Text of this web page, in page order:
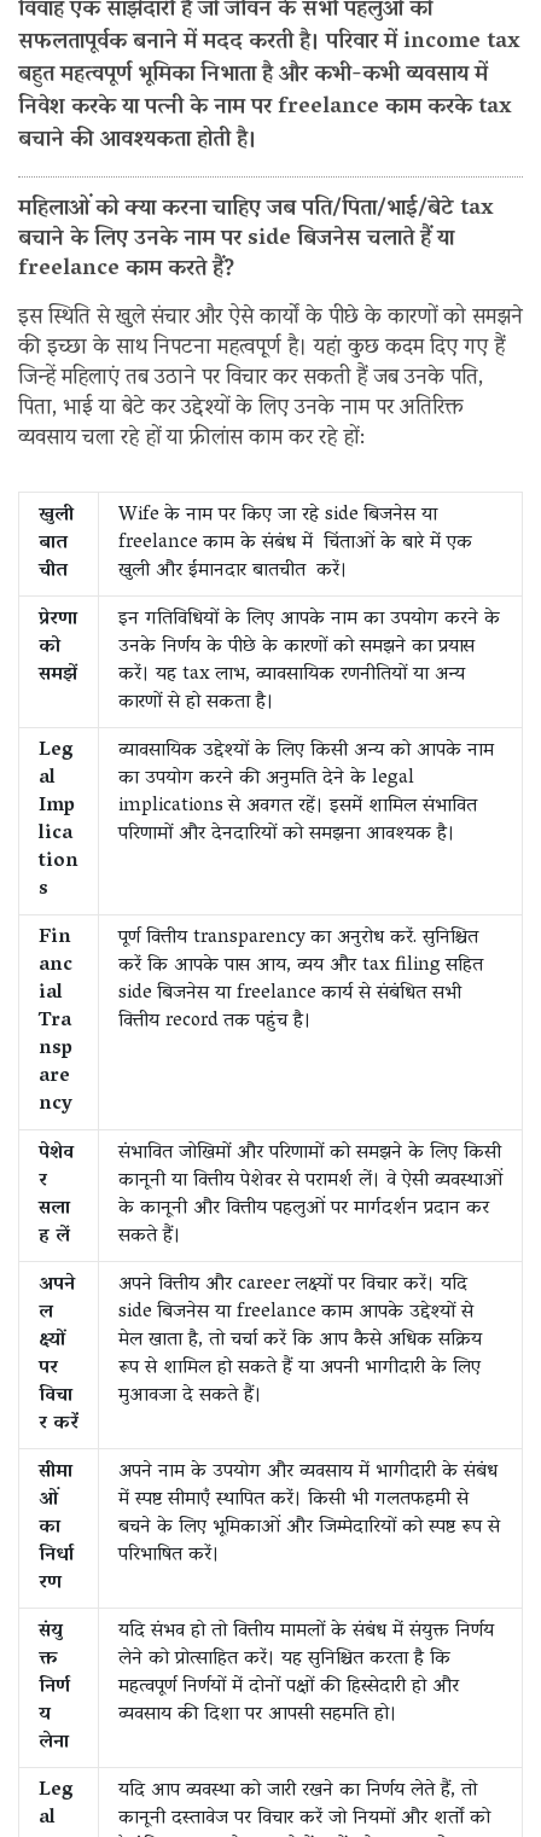
विवाह एक साझेदारी है जो जीवन के सभी पहलुओं को
सफलतापूर्वक बनाने में मदद करती है। परिवार में income tax
बहुत महत्वपूर्ण भूमिका निभाता है और कभी-कभी व्यवसाय में
निवेश करके या पत्नी के नाम पर freelance काम करके tax
बचाने की आवश्यकता होती है।
महिलाओं को क्या करना चाहिए जब पति/पिता/भाई/बेटे tax
बचाने के लिए उनके नाम पर side बिजनेस चलाते हैं या
freelance काम करते हैं?
इस स्थिति से खुले संचार और ऐसे कार्यों के पीछे के कारणों को समझने
की इच्छा के साथ निपटना महत्वपूर्ण है। यहां कुछ कदम दिए गए हैं
जिन्हें महिलाएं तब उठाने पर विचार कर सकती हैं जब उनके पति,
पिता, भाई या बेटे कर उद्देश्यों के लिए उनके नाम पर अतिरिक्त
व्यवसाय चला रहे हों या फ्रीलांस काम कर रहे हों:
खुली
बात
चीत
Wife के नाम पर किए जा रहे side बिजनेस या
freelance काम के संबंध में चिंताओं के बारे में एक
खुली और ईमानदार बातचीत करें।
प्रेरणा
को
समझें
इन गतिविधियों के लिए आपके नाम का उपयोग करने के
उनके निर्णय के पीछे के कारणों को समझने का प्रयास
करें। यह tax लाभ, व्यावसायिक रणनीतियों या अन्य
कारणों से हो सकता है।
Leg
al
Imp
lica
tion
s
व्यावसायिक उद्देश्यों के लिए किसी अन्य को आपके नाम
का उपयोग करने की अनुमति देने के legal
implications से अवगत रहें। इसमें शामिल संभावित
परिणामों और देनदारियों को समझना आवश्यक है।
Fin
anc
ial
Tra
nsp
are
ncy
पूर्ण वित्तीय transparency का अनुरोध करें. सुनिश्चित
करें कि आपके पास आय, व्यय और tax filing सहित
side बिजनेस या freelance कार्य से संबंधित सभी
वित्तीय record तक पहुंच है।
पेशेव
र
सला
ह लें
संभावित जोखिमों और परिणामों को समझने के लिए किसी
कानूनी या वित्तीय पेशेवर से परामर्श लें। वे ऐसी व्यवस्थाओं
के कानूनी और वित्तीय पहलुओं पर मार्गदर्शन प्रदान कर
सकते हैं।
अपने
ल
क्ष्यों
पर
विचा
र करें
अपने वित्तीय और career लक्ष्यों पर विचार करें। यदि
side बिजनेस या freelance काम आपके उद्देश्यों से
मेल खाता है, तो चर्चा करें कि आप कैसे अधिक सक्रिय
रूप से शामिल हो सकते हैं या अपनी भागीदारी के लिए
मुआवजा दे सकते हैं।
सीमा
ओं
का
निर्धा
रण
अपने नाम के उपयोग और व्यवसाय में भागीदारी के संबंध
में स्पष्ट सीमाएँ स्थापित करें। किसी भी गलतफहमी से
बचने के लिए भूमिकाओं और जिम्मेदारियों को स्पष्ट रूप से
परिभाषित करें।
संयु
क्त
निर्ण
य
लेना
यदि संभव हो तो वित्तीय मामलों के संबंध में संयुक्त निर्णय
लेने को प्रोत्साहित करें। यह सुनिश्चित करता है कि
महत्वपूर्ण निर्णयों में दोनों पक्षों की हिस्सेदारी हो और
व्यवसाय की दिशा पर आपसी सहमति हो।
Leg
al
यदि आप व्यवस्था को जारी रखने का निर्णय लेते हैं, तो
कानूनी दस्तावेज पर विचार करें जो नियमों और शर्तों को